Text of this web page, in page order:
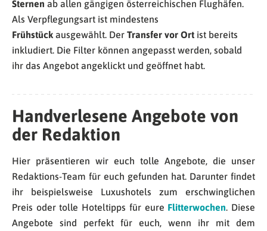
Sternen ab allen gängigen österreichischen Flughäfen.
Als Verpflegungsart ist mindestens
Frühstück ausgewählt. Der Transfer vor Ort ist bereits
inkludiert. Die Filter können angepasst werden, sobald
ihr das Angebot angeklickt und geöffnet habt.
Handverlesene Angebote von
der Redaktion
Hier präsentieren wir euch tolle Angebote, die unser
Redaktions-Team für euch gefunden hat. Darunter findet
ihr beispielsweise Luxushotels zum erschwinglichen
Preis oder tolle Hoteltipps für eure Flitterwochen. Diese
Angebote sind perfekt für euch, wenn ihr mit dem